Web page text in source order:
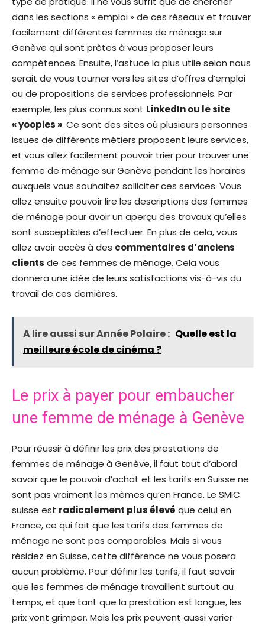
dans les sections « emploi » de ces réseaux et trouver
facilement différentes femmes de ménage sur
Genève qui sont prêtes à vous proposer leurs
compétences. Ensuite, l’astuce la plus utile selon nous
serait de vous tourner vers les sites d’offres d’emploi
ou de propositions de services professionnels. Par
exemple, les plus connus sont LinkedIn ou le site
« yoopies ». Ce sont des sites où plusieurs personnes
issues de différents métiers proposent leurs services,
et vous allez facilement pouvoir trier pour trouver une
femme de ménage sur Genève pendant les horaires
auxquels vous souhaitez solliciter ces services. Vous
allez ensuite pouvoir lire les descriptions des femmes
de ménage pour avoir un aperçu des travaux qu’elles
sont susceptibles d’effectuer. En plus de cela, vous
allez avoir accès à des commentaires d’anciens
clients de ces femmes de ménage. Cela vous
donnera une idée de leurs satisfactions vis-à-vis du
travail de ces dernières.
A lire aussi sur Année Polaire : Quelle est la
meilleure école de cinéma ?
Le prix à payer pour embaucher
une femme de ménage à Genève
Pour réussir à définir les prix des prestations de
femmes de ménage à Genève, il faut tout d’abord
savoir que le pouvoir d’achat et les tarifs en Suisse ne
sont pas vraiment les mêmes qu’en France. Le SMIC
suisse est radicalement plus élevé que celui en
France, ce qui fait que les tarifs des femmes de
ménage ne sont pas comparables. Mais si vous
résidez en Suisse, cette différence ne vous posera
aucun problème. Pour définir les tarifs, il faut savoir
que les femmes de ménage travaillent surtout au
temps, et que tant que la prestation est longue, les
prix vont grimper. Mais les prix peuvent aussi varier